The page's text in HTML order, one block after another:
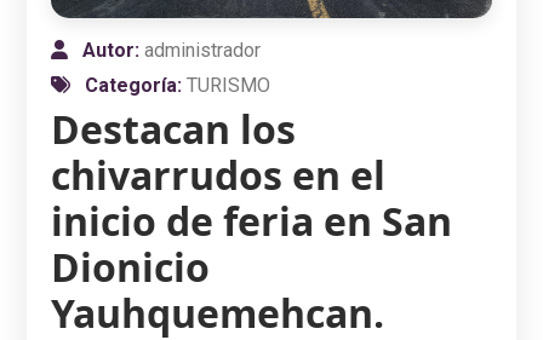
Autor:administrador
Categoría:TURISMO
Destacan los
chivarrudos en el
inicio de feria en San
Dionicio
Yauhquemehcan.